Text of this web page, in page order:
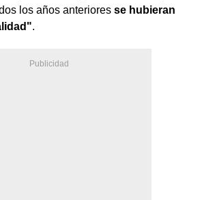
los años anteriores se hubieran
.